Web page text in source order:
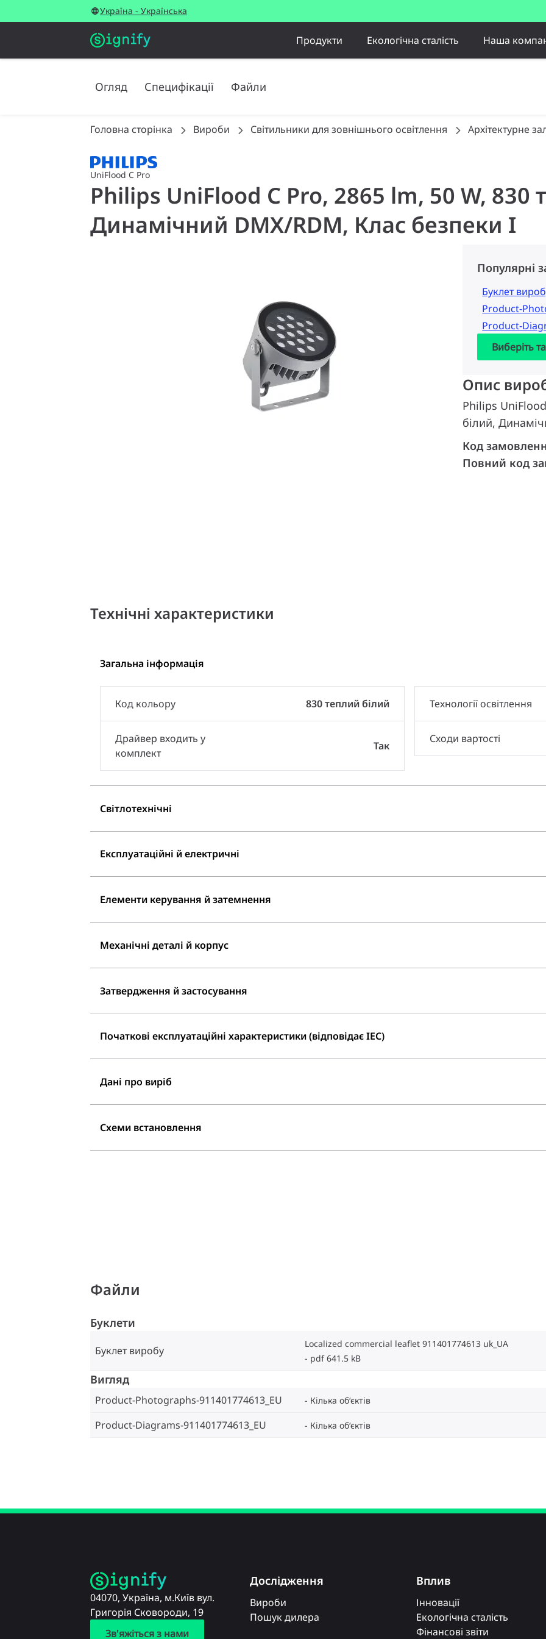
Україна - Українська
Продукти Екологічна сталість Наша
Огляд Специфікації Файли
Головна сторінка Вироби Світильники для зовнішнього освітлення Архітектурне
UniFlood C Pro
Philips UniFlood C Pro, 2865 lm, 50 W, 830
Динамічний DMX/RDM, Клас безпеки I
Популярні
Буклет
Product-
Product-
Виберіть
Опис
Philips
білий,
Код
Повний код
Технічні характеристики
Загальна інформація
Код кольору 830 теплий білий
Драйвер входить у
комплект
Так
Технології освітлення
Сходи вартості
Світлотехнічні
Експлуатаційні й електричні
Елементи керування й затемнення
Механічні деталі й корпус
Затвердження й застосування
Початкові експлуатаційні характеристики (відповідає IEC)
Дані про виріб
Схеми встановлення
Файли
Буклети
Буклет виробу
Localized commercial leaflet 911401774613 uk_UA
pdf 641.5 kB
Вигляд
Product-Photographs-911401774613_EU Кілька об‘єктів
Product-Diagrams-911401774613_EU
Кілька об‘єктів
04070, Україна, м.Київ вул.
Григорія Сковороди, 19
Зв'яжіться з нами
Дослідження
Вироби
Пошук дилера
Вплив
Інновації
Екологічна сталість
Фінансові звіти